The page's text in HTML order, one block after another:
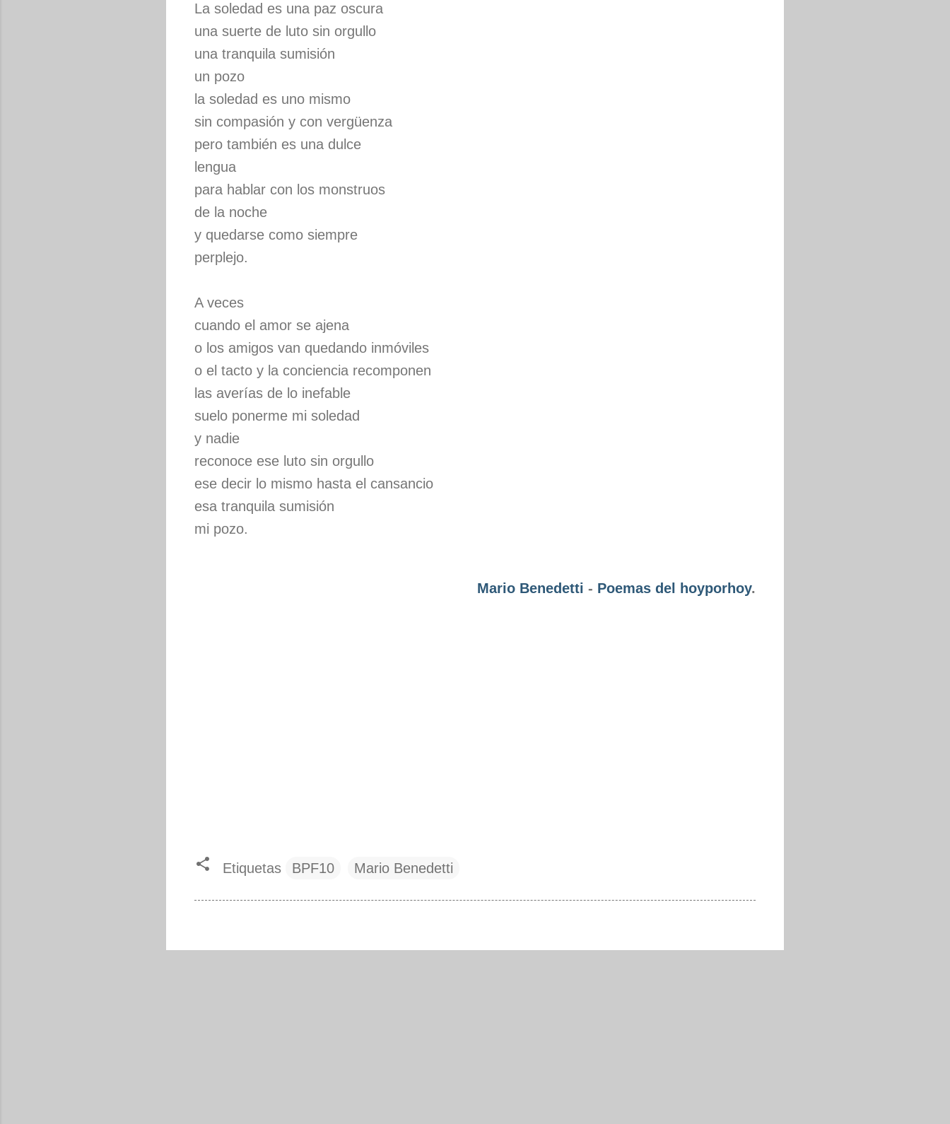
La soledad es una paz oscura
una suerte de luto sin orgullo
una tranquila sumisión
un pozo
la soledad es uno mismo
sin compasión y con vergüenza
pero también es una dulce
lengua
para hablar con los monstruos
de la noche
y quedarse como siempre
perplejo.
A veces
cuando el amor se ajena
o los amigos van quedando inmóviles
o el tacto y la conciencia recomponen
las averías de lo inefable
suelo ponerme mi soledad
y nadie
reconoce ese luto sin orgullo
ese decir lo mismo hasta el cansancio
esa tranquila sumisión
mi pozo.
Mario Benedetti - Poemas del hoyporhoy.
Etiquetas BPF10 Mario Benedetti